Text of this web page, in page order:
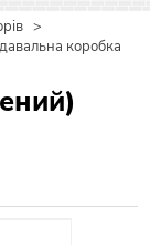
>
коробка